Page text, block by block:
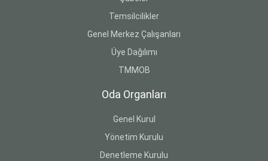
Temsilcilikler
Genel Merkez Çalışanları
Üye Dağılımı
TMMOB
Oda Organları
Genel Kurul
Yönetim Kurulu
Denetleme Kurulu